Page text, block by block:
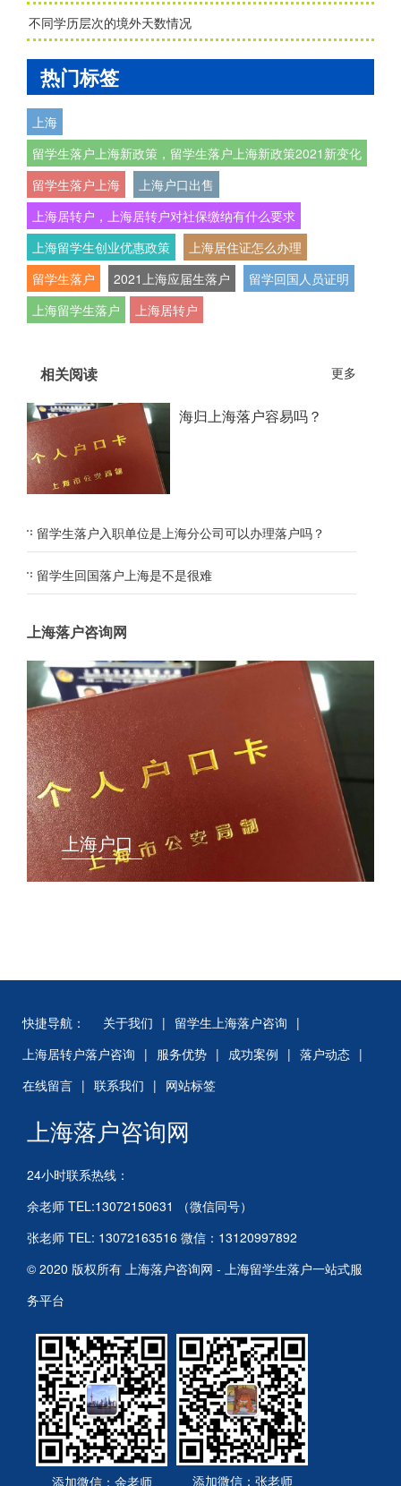
不同学历层次的境外天数情况
热门标签
上海
留学生落户上海新政策，留学生落户上海新政策2021新变化
留学生落户上海
上海户口出售
上海居转户，上海居转户对社保缴纳有什么要求
上海留学生创业优惠政策
上海居住证怎么办理
留学生落户
2021上海应届生落户
留学回国人员证明
上海留学生落户
上海居转户
相关阅读 更多
海归上海落户容易吗？
留学生落户入职单位是上海分公司可以办理落户吗？
留学生回国落户上海是不是很难
上海落户咨询网
上海户口
快捷导航： 关于我们 | 留学生上海落户咨询 |
上海居转户落户咨询 | 服务优势 | 成功案例 | 落户动态 |
在线留言 | 联系我们 | 网站标签
上海落户咨询网
24小时联系热线：
余老师 TEL:13072150631 （微信同号）
张老师 TEL: 13072163516 微信：13120997892
© 2020 版权所有 上海落户咨询网 - 上海留学生落户一站式服
务平台
添加微信：余老师 添加微信：张老师